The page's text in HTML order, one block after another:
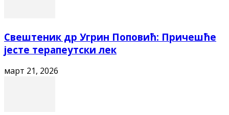
Свештеник др Угрин Поповић: Причешће
јесте терапеутски лек
март 21, 2026